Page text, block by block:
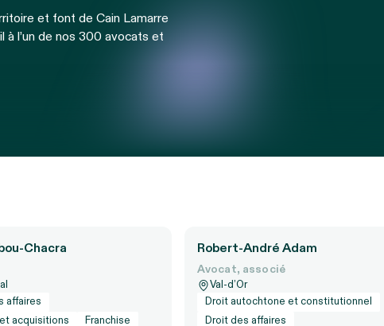
et font de Cain Lamarre
l’un de nos 300 avocats et
Chacra
affaires
acquisitions
Franchise
Robert-André Adam
Avocat, associé
Val-d’Or
Droit autochtone et constitutionnel
Droit des affaires